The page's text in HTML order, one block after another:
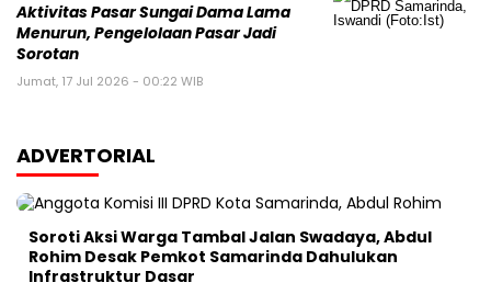
Aktivitas Pasar Sungai Dama Lama
Menurun, Pengelolaan Pasar Jadi
Sorotan
Jumat, 17 Jul 2026 - 00:22 WIB
ADVERTORIAL
Soroti Aksi Warga Tambal Jalan Swadaya, Abdul
Rohim Desak Pemkot Samarinda Dahulukan
Infrastruktur Dasar